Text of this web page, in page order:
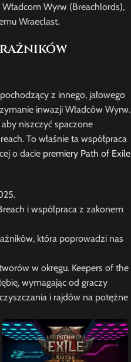
Wyrw (Breachlords),
Wraeclast.
z innego, jałowego
inwazji Władców Wyrw.
niszczyć spaczone
To właśnie ta współpraca
o dacie premiery Path of Exile
i współpraca z zakonem
która poprowadzi nas
w okręgu. Keepers of the
wymagając od graczy
i rajdów na potężne